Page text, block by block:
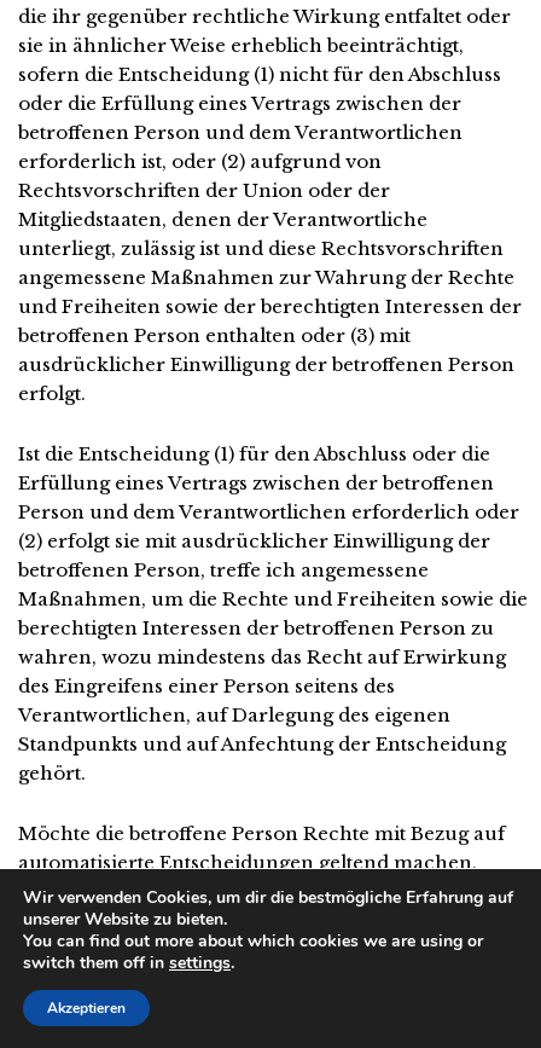
die ihr gegenüber rechtliche Wirkung entfaltet oder
sie in ähnlicher Weise erheblich beeinträchtigt,
sofern die Entscheidung (1) nicht für den Abschluss
oder die Erfüllung eines Vertrags zwischen der
betroffenen Person und dem Verantwortlichen
erforderlich ist, oder (2) aufgrund von
Rechtsvorschriften der Union oder der
Mitgliedstaaten, denen der Verantwortliche
unterliegt, zulässig ist und diese Rechtsvorschriften
angemessene Maßnahmen zur Wahrung der Rechte
und Freiheiten sowie der berechtigten Interessen der
betroffenen Person enthalten oder (3) mit
ausdrücklicher Einwilligung der betroffenen Person
erfolgt.
Ist die Entscheidung (1) für den Abschluss oder die
Erfüllung eines Vertrags zwischen der betroffenen
Person und dem Verantwortlichen erforderlich oder
(2) erfolgt sie mit ausdrücklicher Einwilligung der
betroffenen Person, treffe ich angemessene
Maßnahmen, um die Rechte und Freiheiten sowie die
berechtigten Interessen der betroffenen Person zu
wahren, wozu mindestens das Recht auf Erwirkung
des Eingreifens einer Person seitens des
Verantwortlichen, auf Darlegung des eigenen
Standpunkts und auf Anfechtung der Entscheidung
gehört.
Möchte die betroffene Person Rechte mit Bezug auf
automatisierte Entscheidungen geltend machen,
kann sie sich hierzu jederzeit an einen Mitarbeiter
des für die Verarbeitung Verantwortlichen wenden.
Einwilligung
Wir verwenden Cookies, um dir die bestmögliche Erfahrung auf
unserer Website zu bieten.
You can find out more about which cookies we are using or
switch them off in settings.
Akzeptieren